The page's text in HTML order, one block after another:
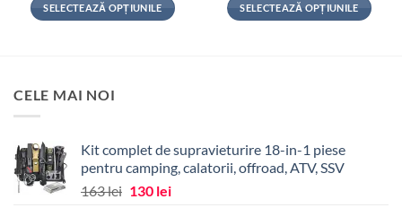
SELECTEAZĂ OPȚIUNILE
multe
pot
alese
SELECTEAZĂ OPȚIUNILE
pot
CELE MAI NOI
Kit complet de supravieturire 18-in-1 piese
pentru camping, calatorii, offroad, ATV, SSV
163lei Prețul
130 leiPrețul